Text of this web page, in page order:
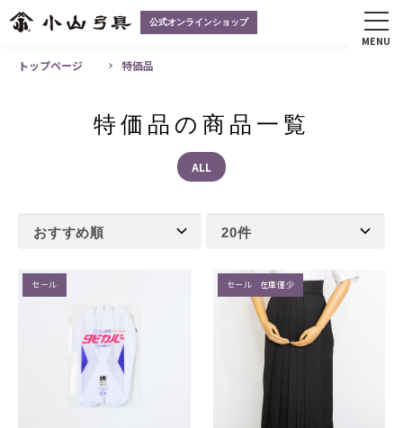
MENU
公式オンラインショップ
トップページ 特価品
特価品の商品一覧
ALL
セール セール 在庫僅少